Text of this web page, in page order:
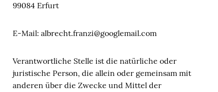
99084 Erfurt
E-Mail: albrecht.franzi@googlemail.com
Verantwortliche Stelle ist die natürliche oder
juristische Person, die allein oder gemeinsam mit
anderen über die Zwecke und Mittel der